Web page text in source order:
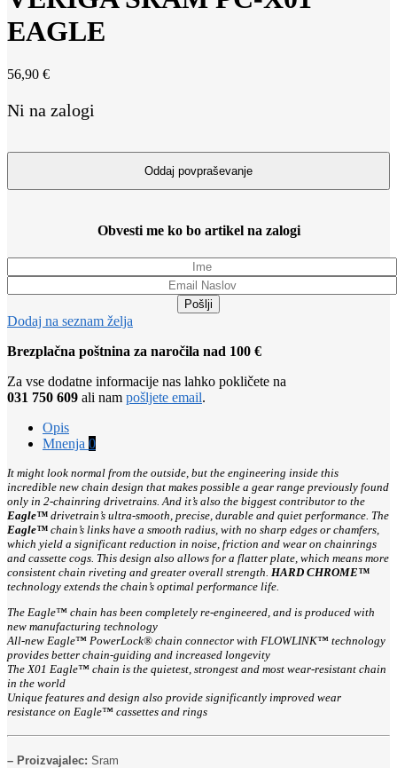
EAGLE
56,90 €
Ni na zalogi
Obvesti me ko bo artikel na zalogi
Pošlji
Dodaj na seznam želja
Brezplačna poštnina za naročila nad 100 €
Za vse dodatne informacije nas lahko pokličete na
031 750 609 ali nam pošljete email.
Opis
Mnenja 0
It might look normal from the outside, but the engineering inside this
incredible new chain design that makes possible a gear range previously found
only in 2-chainring drivetrains. And it’s also the biggest contributor to the
Eagle™ drivetrain’s ultra-smooth, precise, durable and quiet performance. The
Eagle™ chain’s links have a smooth radius, with no sharp edges or chamfers,
which yield a significant reduction in noise, friction and wear on chainrings
and cassette cogs. This design also allows for a flatter plate, which means more
consistent chain riveting and greater overall strength. HARD CHROME™
technology extends the chain’s optimal performance life.
The Eagle™ chain has been completely re-engineered, and is produced with
new manufacturing technology
All-new Eagle™ PowerLock® chain connector with FLOWLINK™ technology
provides better chain-guiding and increased longevity
The X01 Eagle™ chain is the quietest, strongest and most wear-resistant chain
in the world
Unique features and design also provide significantly improved wear
resistance on Eagle™ cassettes and rings
– Proizvajalec: Sram